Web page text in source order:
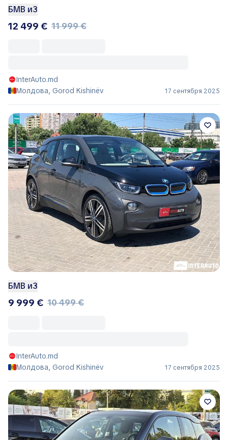
БМВ и3
12 499 € 11 999 €
InterAuto.md
Молдова, Gorod Kishinëv
17 сентября 2025
БМВ и3
9 999 € 10 499 €
InterAuto.md
Молдова, Gorod Kishinëv
17 сентября 2025